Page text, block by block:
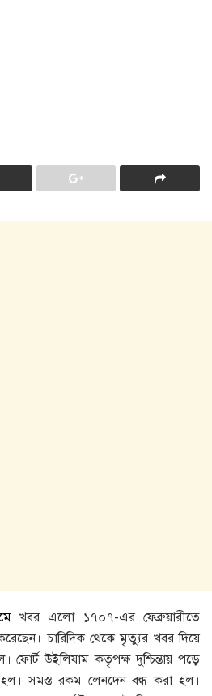
খবর এলো ১৭০৭-এর ফেব্রুয়ারীতে
চারিদিক থেকে মৃত্যুর খবর দিয়ে
ফোর্ট উইলিযাম কতৃপক্ষ দুশ্চিন্তায় পড়ে
সমস্ত রকম লেনদেন বন্ধ করা হল।